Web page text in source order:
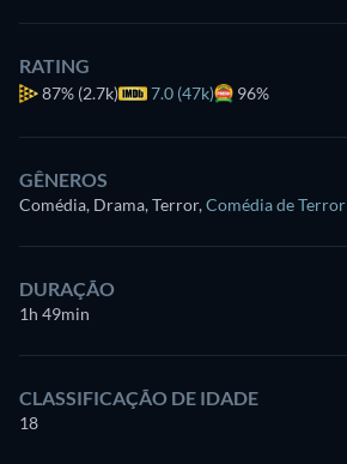
RATING
87% (2.7k) 7.0 (47k) 96%
GÊNEROS
Comédia, Drama, Terror,Comédia de Terror
DURAÇÃO
1h 49min
CLASSIFICAÇÃO DE IDADE
18